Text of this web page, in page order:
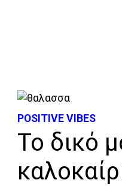
POSITIVE VIBES
Το δικό